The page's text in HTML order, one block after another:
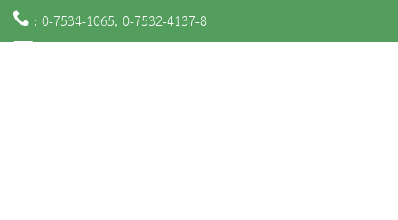
: 0-7534-1065, 0-7532-4137-8